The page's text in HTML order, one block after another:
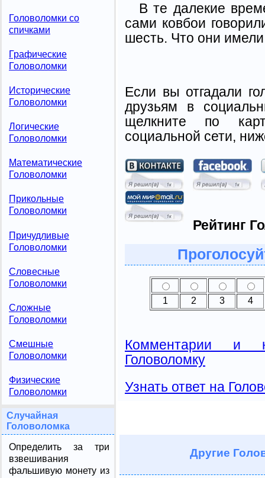
Головоломки со
спичками
Графические
Головоломки
Исторические
Головоломки
Логические
Головоломки
Математические
Головоломки
Прикольные
Головоломки
Причудливые
Головоломки
Словесные
Головоломки
Сложные
Головоломки
Смешные
Головоломки
Физические
Головоломки
Случайная
Головоломка
Определить за три
взвешивания
фальшивую монету из
В те далекие
сами ковбои
шесть. Что они
Если вы отгадали
друзьям в
щелкните по
социальной сети,
Рейтинг
1 2 3 4
Комментарии и
Головоломку
Узнать ответ на
Другие